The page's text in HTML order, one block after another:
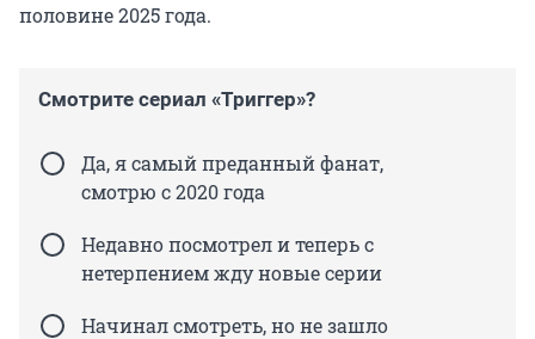
половине 2025 года.
Смотрите сериал «Триггер»?
Да, я самый преданный фанат,
смотрю с 2020 года
Недавно посмотрел и теперь с
нетерпением жду новые серии
Начинал смотреть, но не зашло